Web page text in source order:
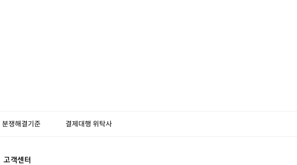
분쟁해결기준 결제대행 위탁사
고객센터